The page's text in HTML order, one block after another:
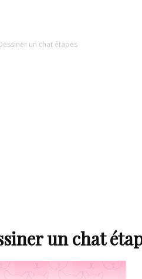
style
un chat étapes
un chat